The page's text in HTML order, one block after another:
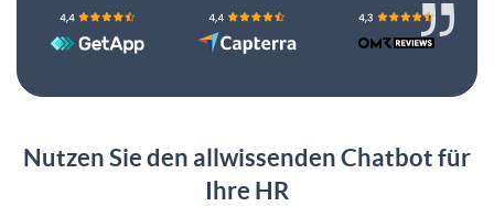
Nutzen Sie den allwissenden Chatbot für
Ihre HR